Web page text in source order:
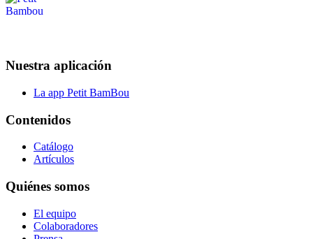
Nuestra aplicación
La app Petit BamBou
Contenidos
Catálogo
Artículos
Quiénes somos
El equipo
Colaboradores